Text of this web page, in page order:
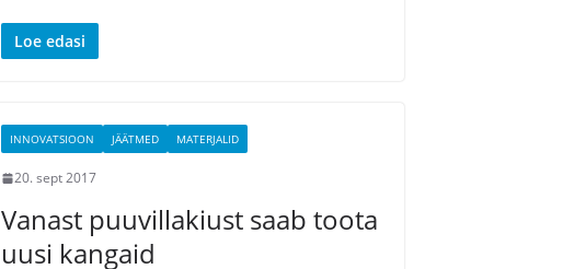
Loe edasi
INNOVATSIOON JÄÄTMED MATERJALID
20. sept 2017
Vanast puuvillakiust saab toota
uusi kangaid